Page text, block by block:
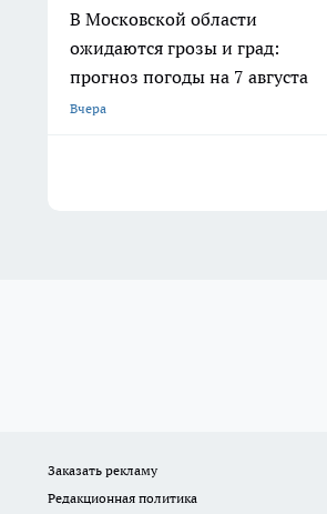
В Московской области
ожидаются грозы и град:
прогноз погоды на 7 августа
Вчера
Заказать рекламу
Редакционная политика